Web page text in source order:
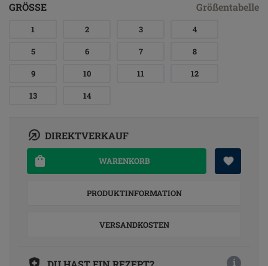
GRÖSSE Größentabelle
1 2 3 4
5 6 7 8
9 10 11 12
13 14
DIREKTVERKAUF
WARENKORB
PRODUKTINFORMATION
VERSANDKOSTEN
i